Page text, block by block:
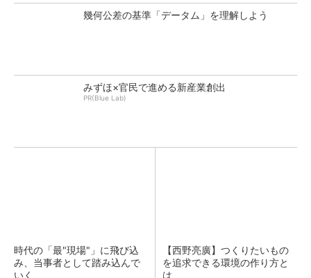
幾何公差の基準「データム」を理解しよう
みずほ×官民で進める新産業創出
PR(Blue Lab)
時代の「最"現場"」に飛び込
み、当事者として踏み込んで
いく
【西野亮廣】つくりたいもの
を追求できる環境の作り方と
は